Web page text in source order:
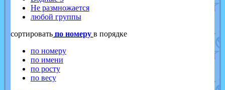
Не размножается
любой группы
cортировать по номеру в порядке
по номеру
по имени
по росту
по весу